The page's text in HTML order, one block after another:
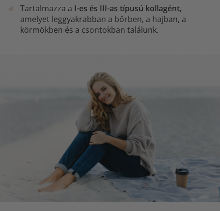
Tartalmazza a I-es és III-as típusú kollagént,
amelyet leggyakrabban a bőrben, a hajban, a
körmökben és a csontokban találunk.